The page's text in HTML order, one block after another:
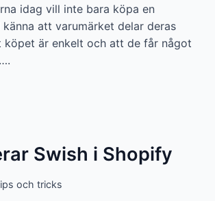
idag vill inte bara köpa en
att varumärket delar deras
köpet är enkelt och att de får något
Swish i Shopify
och tricks